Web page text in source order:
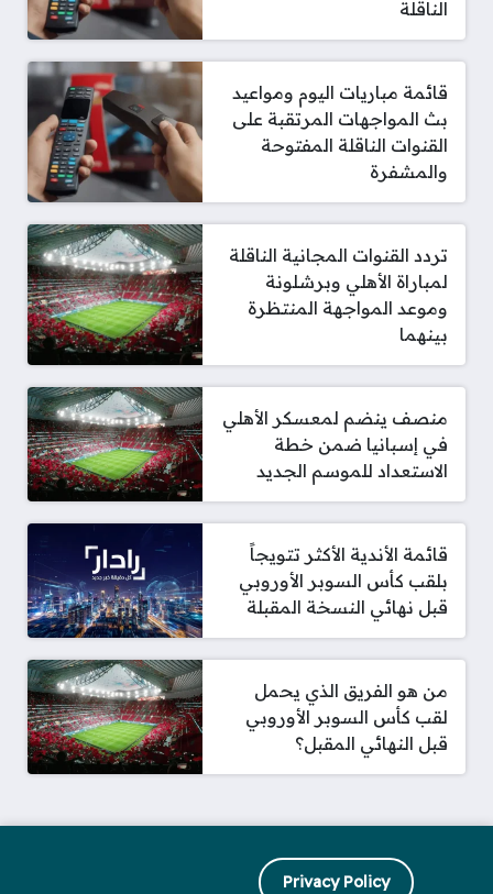
الناقلة
قائمة مباريات اليوم ومواعيد
بث المواجهات المرتقبة على
القنوات الناقلة المفتوحة
والمشفرة
تردد القنوات المجانية الناقلة
لمباراة الأهلي وبرشلونة
وموعد المواجهة المنتظرة
بينهما
منصف ينضم لمعسكر الأهلي
في إسبانيا ضمن خطة
الاستعداد للموسم الجديد
قائمة الأندية الأكثر تتويجاً
بلقب كأس السوبر الأوروبي
قبل نهائي النسخة المقبلة
من هو الفريق الذي يحمل
لقب كأس السوبر الأوروبي
قبل النهائي المقبل؟
Privacy Policy